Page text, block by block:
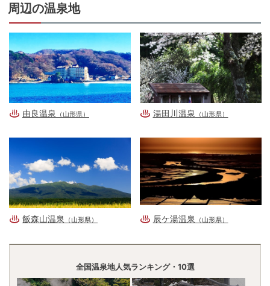
周辺の温泉地
由良温泉 （山形県） 湯田川温泉 （山形県）
飯森山温泉 （山形県） 辰ケ湯温泉 （山形県）
全国温泉地人気ランキング・10選